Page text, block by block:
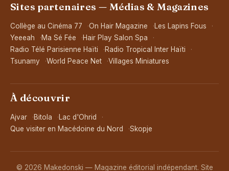
Sites partenaires — Médias & Magazines
Collège au Cinéma 77 On Hair Magazine
Les Lapins Fous
Yeeeah
Ma Sé Fée
Hair Play Salon Spa
Radio Télé Parisienne Haïti
Radio Tropical Inter Haïti
Tsunamy
World Peace Net Villages Miniatures
À découvrir
Ajvar Bitola
Lac d'Ohrid
Que visiter en Macédoine du Nord
Skopje
© 2026 Makedonski — Magazine éditorial indépendant. Site